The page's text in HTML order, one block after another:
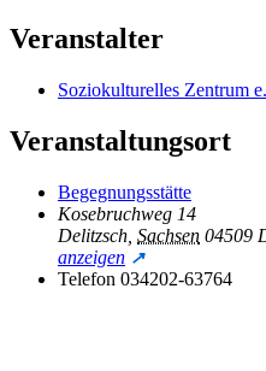
Veranstalter
Soziokulturelles Zentrum
Veranstaltungsort
Begegnungsstätte
Kosebruchweg 14
Delitzsch Sachsen 04509
anzeigen
Telefon 034202-63764